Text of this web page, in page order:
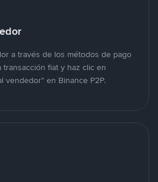
a través de los métodos de pago
fiat y haz clic en
vendedor" en Binance P2P.